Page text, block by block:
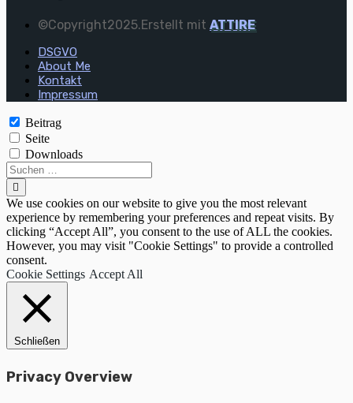
©Copyright2025.Erstellt mit ATTIRE
DSGVO
About Me
Kontakt
Impressum
Beitrag
Seite
Downloads
We use cookies on our website to give you the most relevant
experience by remembering your preferences and repeat visits. By
clicking “Accept All”, you consent to the use of ALL the cookies.
However, you may visit "Cookie Settings" to provide a controlled
consent.
Cookie Settings Accept All
Schließen
Privacy Overview